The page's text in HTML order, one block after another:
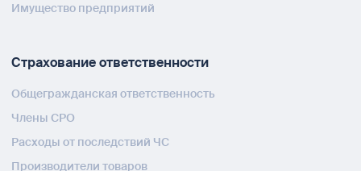
Имущество предприятий
Страхование ответственности
Общегражданская ответственность
Члены СРО
Расходы от последствий ЧС
Производители товаров